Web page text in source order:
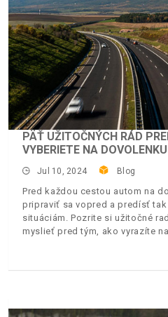
PÄŤ UŽITOČNÝCH RÁD
VYBERIETE NA
Jul 10, 2024 Blog
Pred každou cestou autom na
pripraviť sa vopred a predísť tak
situáciám. Pozrite si užitočné
myslieť pred tým, ako vyrazíte